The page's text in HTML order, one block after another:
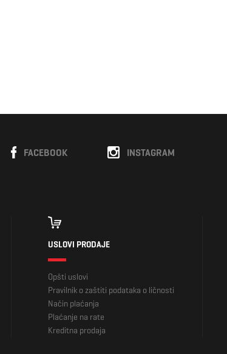
INSTAGRAM
FACEBOOK
USLOVI PRODAJE
Opšti uslovi
Pravilnik o zaštiti podataka o ličnosti
Način plaćanja
Plaćanje na rate
Kreditna prodaja